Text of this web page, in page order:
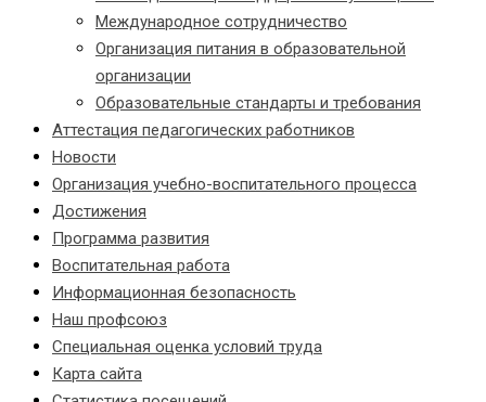
Международное сотрудничество
Организация питания в образовательной
организации
Образовательные стандарты и требования
Аттестация педагогических работников
Новости
Организация учебно-воспитательного процесса
Достижения
Программа развития
Воспитательная работа
Информационная безопасность
Наш профсоюз
Специальная оценка условий труда
Карта сайта